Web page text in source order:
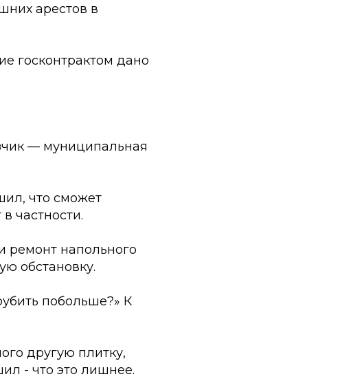
арестов в
госконтрактом дано
— муниципальная
что сможет
частности.
ремонт напольного
обстановку.
побольше?» К
другую плитку,
- что это лишнее.